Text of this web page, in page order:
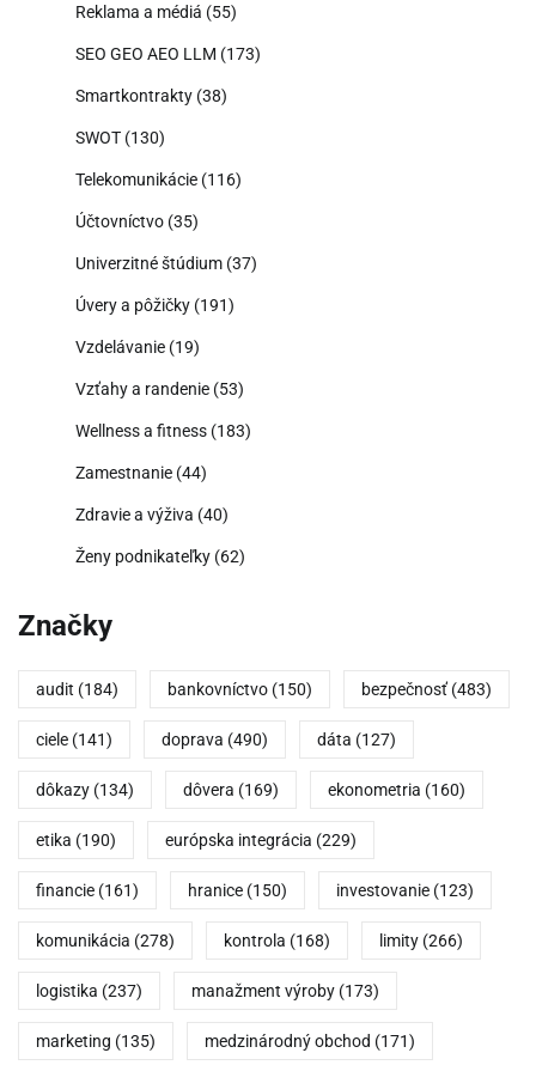
Reklama a médiá (55)
SEO GEO AEO LLM (173)
Smartkontrakty (38)
SWOT (130)
Telekomunikácie (116)
Účtovníctvo (35)
Univerzitné štúdium (37)
Úvery a pôžičky (191)
Vzdelávanie (19)
Vzťahy a randenie (53)
Wellness a fitness (183)
Zamestnanie (44)
Zdravie a výživa (40)
Ženy podnikateľky (62)
Značky
audit (184) bankovníctvo (150) bezpečnosť (483)
ciele (141) doprava (490) dáta (127)
dôkazy (134) dôvera (169) ekonometria (160)
etika (190) európska integrácia (229)
financie (161) hranice (150) investovanie (123)
komunikácia (278) kontrola (168) limity (266)
logistika (237) manažment výroby (173)
marketing (135) medzinárodný obchod (171)